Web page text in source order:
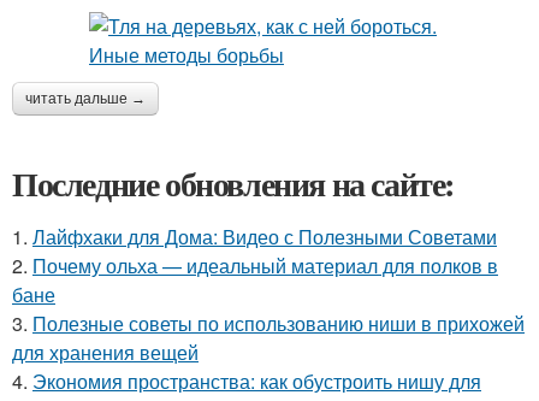
читать дальше →
Последние обновления на сайте:
1. Лайфхаки для Дома: Видео с Полезными Советами
2. Почему ольха — идеальный материал для полков в
бане
3. Полезные советы по использованию ниши в прихожей
для хранения вещей
4. Экономия пространства: как обустроить нишу для